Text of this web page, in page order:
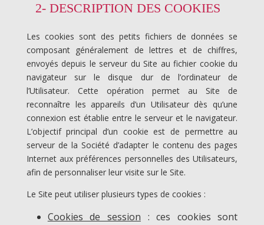
2- DESCRIPTION DES COOKIES
Les cookies sont des petits fichiers de données se
composant généralement de lettres et de chiffres,
envoyés depuis le serveur du Site au fichier cookie du
navigateur sur le disque dur de l’ordinateur de
l’Utilisateur. Cette opération permet au Site de
reconnaître les appareils d’un Utilisateur dès qu’une
connexion est établie entre le serveur et le navigateur.
L’objectif principal d’un cookie est de permettre au
serveur de la Société d’adapter le contenu des pages
Internet aux préférences personnelles des Utilisateurs,
afin de personnaliser leur visite sur le Site.
Le Site peut utiliser plusieurs types de cookies :
Cookies de session : ces cookies sont